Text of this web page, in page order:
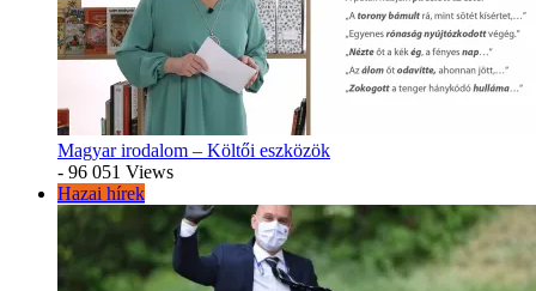
Magyar irodalom – Költői eszközök
- 96 051 Views
Hazai hírek